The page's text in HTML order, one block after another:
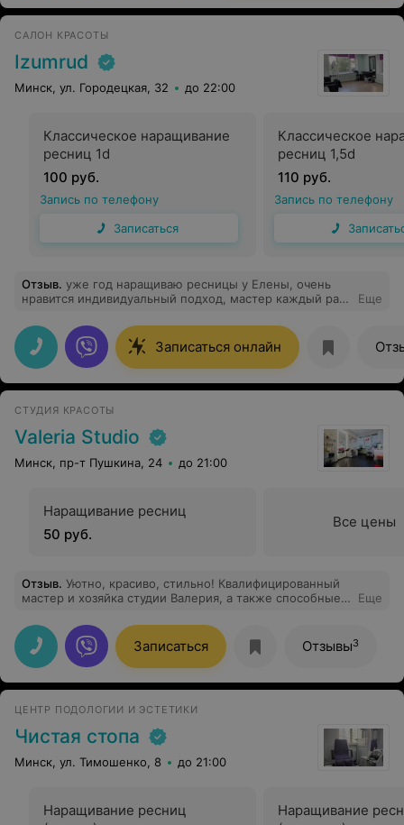
САЛОН КРАСОТЫ
Izumrud
Минск, ул. Городецкая, 32 до 22:00
Классическое наращивание
ресниц 1d
100 руб.
Запись по телефону
Записаться
Классическое
ресниц 1,5d
110 руб.
Запись по телефону
Отзыв. уже год наращиваю ресницы у Елены, очень
нравится индивидуальный подход, мастер каждый раз
работает по шаблону. Носятся ресницы великолепно.
Рекомендую!
Еще
Записаться онлайн
СТУДИЯ КРАСОТЫ
Valeria Studio
Минск, пр-т Пушкина, 24 до 21:00
Наращивание ресниц
50 руб.
Все цены
Отзыв. Уютно, красиво, стильно! Квалифицированный
мастер и хозяйка студии Валерия, а также способные и
доверилась их рукам и получила прекрасный
результат. Приходите и вас сделают неузнаваемыми и
привлекательными.
Еще
Записаться Отзывы3
ЦЕНТР ПОДОЛОГИИ И ЭСТЕТИКИ
Чистая стопа
Минск, ул. Тимошенко, 8 до 21:00
Наращивание ресниц
Наращивание